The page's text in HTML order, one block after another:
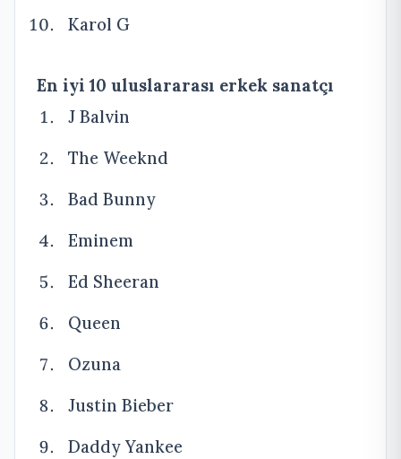
Karol G
En iyi 10 uluslararası erkek sanatçı
J Balvin
The Weeknd
Bad Bunny
Eminem
Ed Sheeran
Queen
Ozuna
Justin Bieber
Daddy Yankee